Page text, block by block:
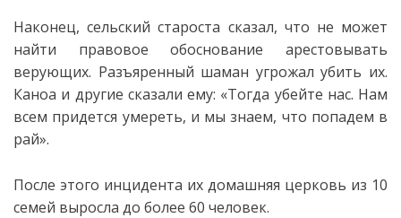
Наконец, сельский староста сказал, что не может
найти правовое обоснование арестовывать
верующих. Разъяренный шаман угрожал убить их.
Каноа и другие сказали ему: «Тогда убейте нас. Нам
всем придется умереть, и мы знаем, что попадем в
рай».
После этого инцидента их домашняя церковь из 10
семей выросла до более 60 человек.